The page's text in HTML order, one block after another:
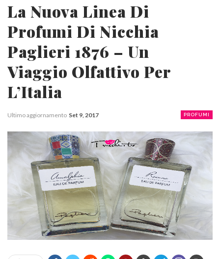
La Nuova Linea Di
Profumi Di Nicchia
Paglieri 1876 – Un
Viaggio Olfattivo Per
L’Italia
PROFUMI
Ultimo aggiornamento Set 9, 2017